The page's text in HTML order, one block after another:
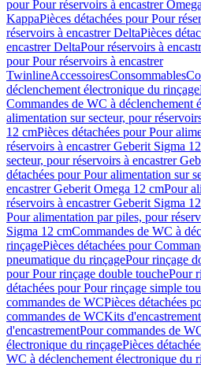
pour Pour réservoirs à encastrer Omega
KappaPièces détachées pour Pour
réservoirs à encastrer DeltaPièces
encastrer DeltaPour réservoirs à
pour Pour réservoirs à encastrer
TwinlineAccessoiresConsommables
déclenchement électronique du rinçage
Commandes de WC à déclenchement
alimentation sur secteur, pour
12 cmPièces détachées pour Pour
réservoirs à encastrer Geberit Sigma
secteur, pour réservoirs à encastrer
détachées pour Pour alimentation sur
encastrer Geberit Omega 12 cmPour
réservoirs à encastrer Geberit Sigma
Pour alimentation par piles, pour
Sigma 12 cmCommandes de WC à
rinçagePièces détachées pour
pneumatique du rinçagePour rinçage
pour Pour rinçage double touchePour
détachées pour Pour rinçage simple
commandes de WCPièces détachées
commandes de WCKits d'encastrement
d'encastrementPour commandes de
électronique du rinçagePièces
WC à déclenchement électronique du